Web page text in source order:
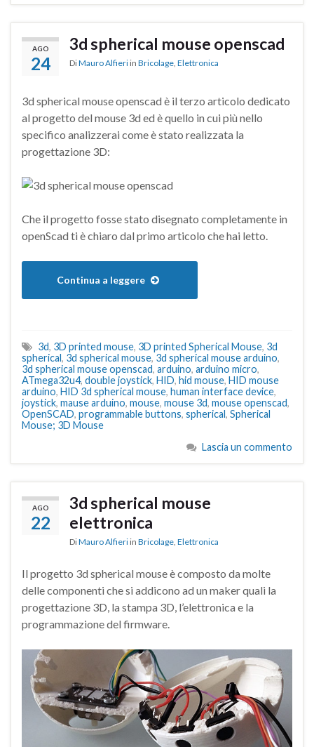
AGO
24
3d spherical mouse openscad
DiMauro Alfieri in Bricolage Elettronica
3d spherical mouse openscad è il terzo articolo dedicato
al progetto del mouse 3d ed è quello in cui più nello
specifico analizzerai come è stato realizzata la
progettazione 3D:
Che il progetto fosse stato disegnato completamente in
openScad ti è chiaro dal primo articolo che hai letto.
Continua a leggere
3d, 3D printed mouse, 3D printed Spherical Mouse, 3d
spherical, 3d spherical mouse, 3d spherical mouse arduino,
3d spherical mouse openscad, arduino, arduino micro,
ATmega32u4, double joystick, HID, hid mouse, HID mouse
arduino, HID 3d spherical mouse, human interface device,
joystick, mause arduino, mouse, mouse 3d, mouse openscad,
OpenSCAD, programmable buttons, spherical, Spherical
Mouse; 3D Mouse
Lascia un commento
AGO
22
3d spherical mouse
elettronica
DiMauro Alfieri in Bricolage Elettronica
Il progetto 3d spherical mouse è composto da molte
delle componenti che si addicono ad un maker quali la
progettazione 3D, la stampa 3D, l’elettronica e la
programmazione del firmware.